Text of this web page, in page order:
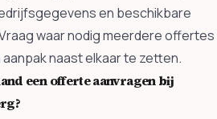
en beschikbare
waar nodig meerdere offertes
naast elkaar te zetten.
een offerte aanvragen bij